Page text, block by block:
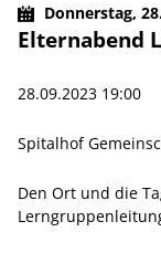
Donnerstag,
Elternabend
28.09.2023 19:00
Spitalhof
Den Ort und die